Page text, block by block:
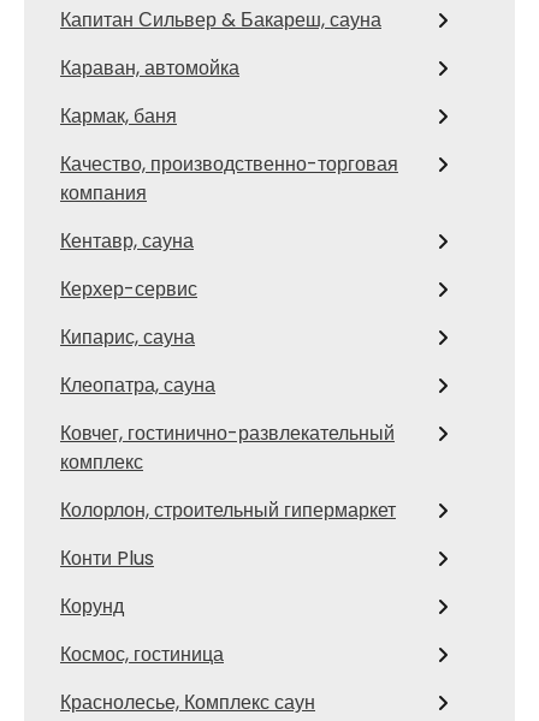
Капитан Сильвер & Бакареш, сауна
Караван, автомойка
Кармак, баня
Качество, производственно-торговая
компания
Кентавр, сауна
Керхер-сервис
Кипарис, сауна
Клеопатра, сауна
Ковчег, гостинично-развлекательный
комплекс
Колорлон, строительный гипермаркет
Конти Plus
Корунд
Космос, гостиница
Краснолесье, Комплекс саун